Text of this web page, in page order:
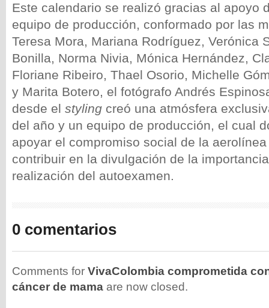
Este calendario se realizó gracias al apoyo
equipo de producción, conformado por las
Teresa Mora, Mariana Rodríguez, Verónica
Bonilla, Norma Nivia, Mónica Hernández,
Floriane Ribeiro, Thael Osorio, Michelle
y Marita Botero, el fotógrafo Andrés
desde el styling creó una atmósfera
del año y un equipo de producción, el cual
apoyar el compromiso social de la
contribuir en la divulgación de la
realización del autoexamen.
0 comentarios
Comments for VivaColombia comprometida
cáncer de mama are now closed.